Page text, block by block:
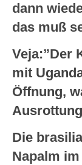
dann
das muß
Veja:”Der
mit
Öffnung,
Die
Napalm